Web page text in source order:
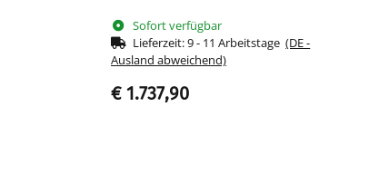
Leder schwarz
Sofort verfügbar
Lieferzeit:9 - 11 Arbeitstage(DE -
Ausland abweichend)
€ 1.737,90